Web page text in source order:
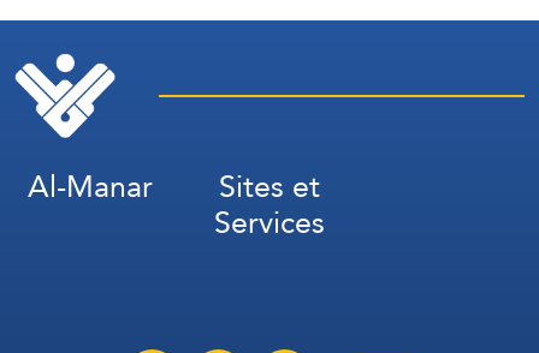
Al-Manar Sites et
Services